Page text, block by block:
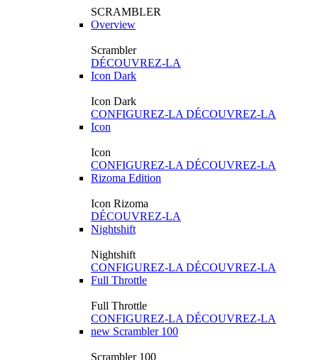
SCRAMBLER
Overview
Scrambler
DÉCOUVREZ-LA
Icon Dark
Icon Dark
CONFIGUREZ-LA DÉCOUVREZ-LA
Icon
Icon
CONFIGUREZ-LA DÉCOUVREZ-LA
Rizoma Edition
Icon Rizoma
DÉCOUVREZ-LA
Nightshift
Nightshift
CONFIGUREZ-LA DÉCOUVREZ-LA
Full Throttle
Full Throttle
CONFIGUREZ-LA DÉCOUVREZ-LA
new Scrambler 100
Scrambler 100